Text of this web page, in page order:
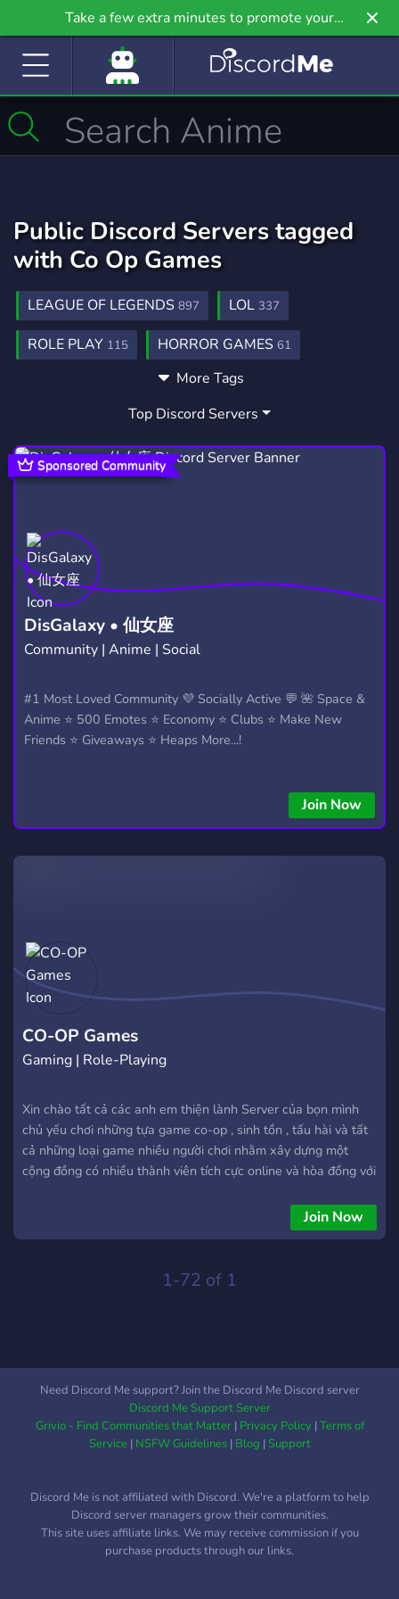
Take a few extra minutes to promote your
community even further on Griv.io, our newest
Public Discord Servers tagged
with Co Op Games
LEAGUE OF LEGENDS 897 LOL 337
ROLE PLAY 115 HORROR GAMES 61
More Tags
Top Discord Servers
DisGalaxy • 仙女座
Community | Anime | Social
#1 Most Loved Community 💜 Socially Active 💬 🌺 Space &
Anime ⭐ 500 Emotes ⭐ Economy ⭐ Clubs ⭐ Make New
Friends ⭐ Giveaways ⭐ Heaps More...!
Join Now
Sponsored Community
CO-OP Games
Gaming | Role-Playing
Xin chào tất cả các anh em thiện lành Server của bọn mình
chủ yếu chơi những tựa game co-op , sinh tồn , tấu hài và tất
cả những loại game nhiều người chơi nhằm xây dựng một
cộng đồng có nhiều thành viên tích cực online và hòa đồng với
Join Now
1-72 of 1
Need Discord Me support? Join the Discord Me Discord server
Discord Me Support Server
Grivio - Find Communities that Matter| Privacy Policy|Terms of
Service| NSFW Guidelines| Blog |Support
Discord Me is not affiliated with Discord. We're a platform to help
Discord server managers grow their communities.
This site uses affiliate links. We may receive commission if you
purchase products through our links.